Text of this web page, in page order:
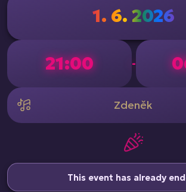
1. 6. 2026
21:00 -
Zdeněk
This event has already